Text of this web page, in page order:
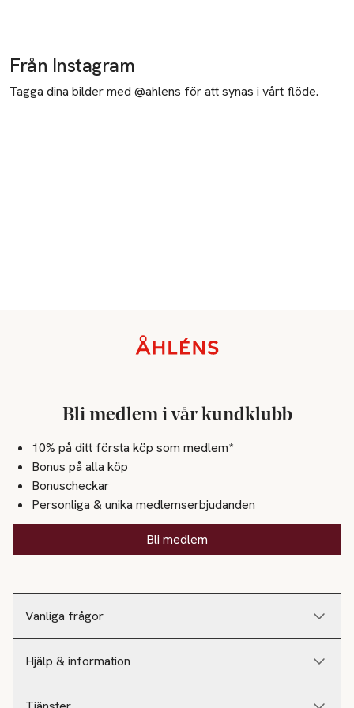
Från Instagram
Tagga dina bilder med @ahlens för att synas i vårt flöde.
Vanliga frågor
Hjälp & information
Bli medlem i vår kundklubb
10% på ditt första köp som medlem*
Bonus på alla köp
Bonuscheckar
Personliga & unika medlemserbjudanden
Bli medlem